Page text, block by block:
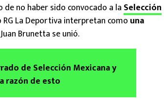
no haber sido convocado a la Selección
La Deportiva interpretan como una
Brunetta se unió.
de Selección Mexicana y
razón de esto